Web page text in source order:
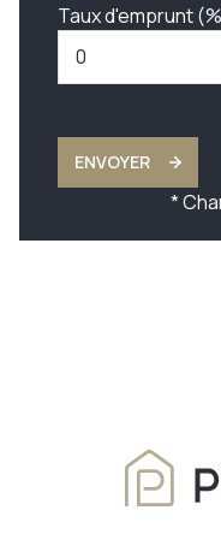
Taux d'emprunt
ENVOYER
*